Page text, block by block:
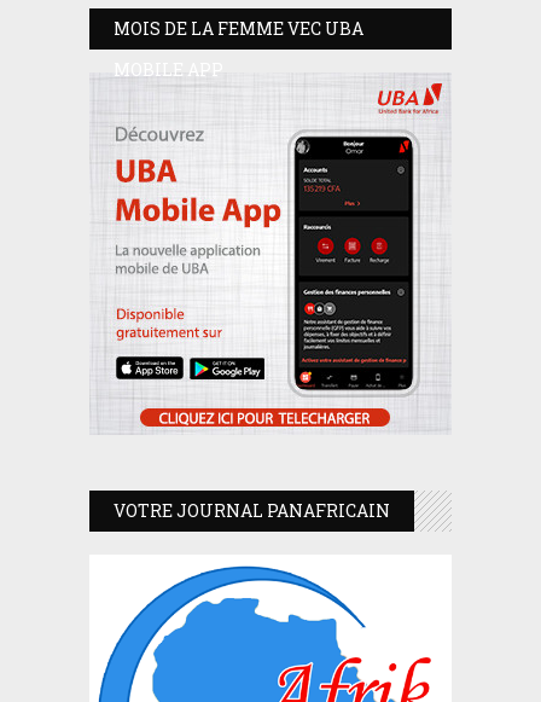
MOIS DE LA FEMME VEC UBA
MOBILE APP
VOTRE JOURNAL PANAFRICAIN